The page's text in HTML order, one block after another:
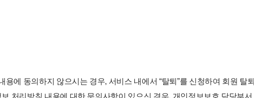
용에 동의하지 않으시는 경우, 서비스 내에서 “탈퇴”를 신청하여 회원 탈퇴
처리방침 내용에 대한 문의사항이 있으신 경우, 개인정보보호 담당부서